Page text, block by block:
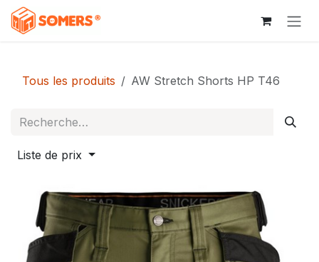
Se rendre au contenu
Tous les produits AW Stretch Shorts HP T46
Liste de prix